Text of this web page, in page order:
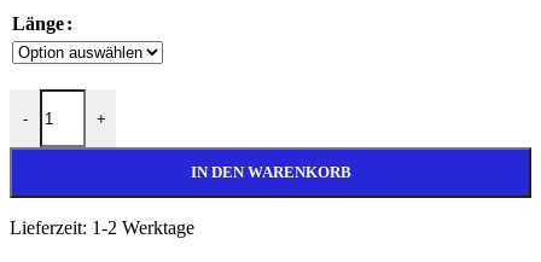
Länge
-
Ø 110mm Aluminium Rundstange AlMgSi1 Menge
+
IN DEN WARENKORB
Lieferzeit: 1-2 Werktage